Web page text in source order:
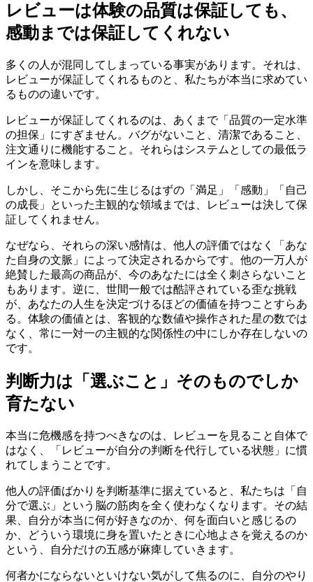
レビューは体験の品質は保証しても、
感動までは保証してくれない
多くの人が混同してしまっている事実があります。それは、
レビューが保証してくれるものと、私たちが本当に求めてい
るものの違いです。
レビューが保証してくれるのは、あくまで「品質の一定水準
の担保」にすぎません。バグがないこと、清潔であること、
注文通りに機能すること。それらはシステムとしての最低ラ
インを意味します。
しかし、そこから先に生じるはずの「満足」「感動」「自己
の成長」といった主観的な領域までは、レビューは決して保
証してくれません。
なぜなら、それらの深い感情は、他人の評価ではなく「あな
た自身の文脈」によって決定されるからです。他の一万人が
絶賛した最高の商品が、今のあなたには全く刺さらないこと
もあります。逆に、世間一般では酷評されている歪な挑戦
が、あなたの人生を決定づけるほどの価値を持つことすらあ
る。体験の価値とは、客観的な数値や操作された星の数では
なく、常に一対一の主観的な関係性の中にしか存在しないの
です。
判断力は「選ぶこと」そのものでしか
育たない
本当に危機感を持つべきなのは、レビューを見ること自体で
はなく、「レビューが自分の判断を代行している状態」に慣
れてしまうことです。
他人の評価ばかりを判断基準に据えていると、私たちは「自
分で選ぶ」という脳の筋肉を全く使わなくなります。その結
果、自分が本当に何が好きなのか、何を面白いと感じるの
か、どういう環境に身を置いたときに心地よさを覚えるのか
という、自分だけの五感が麻痺していきます。
何者かにならないといけない気がして焦るのに、自分のやり